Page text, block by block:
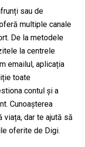
sau de
multiple canale
De la metodele
la centrele
emailul, aplicația
toate
contul și a
Cunoașterea
viața, dar te ajută să
oferite de Digi.